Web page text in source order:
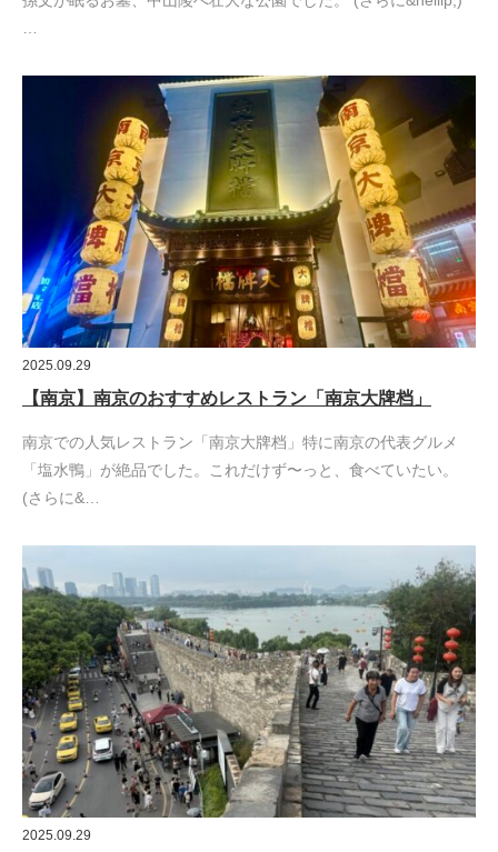
…
2025.09.29
【南京】南京のおすすめレストラン「南京大牌档」
南京での人気レストラン「南京大牌档」特に南京の代表グルメ
「塩水鴨」が絶品でした。これだけず〜っと、食べていたい。
(さらに&…
2025.09.29